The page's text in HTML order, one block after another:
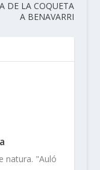
DE LA COQUETA
A BENAVARRI
natura. "Auló